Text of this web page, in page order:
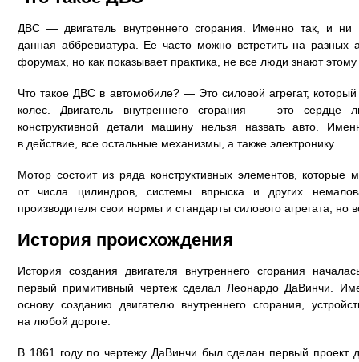
ДВС — двигатель внутреннего сгорания. Именно так, и ни
данная аббревиатура. Ее часто можно встретить на разных
форумах, но как показывает практика, не все люди знают
Что такое ДВС в автомобиле? — Это силовой агрегат,
колес. Двигатель внутреннего сгорания — это сердце
конструктивной детали машину нельзя назвать авто.
в действие, все остальные механизмы, а также электронику.
Мотор состоит из ряда конструктивных элементов, которые
от числа цилиндров, системы впрыска и других
производителя свои нормы и стандарты силового агрегата, но
История происхождения
История создания двигателя внутреннего сгорания
первый примитивный чертеж сделал Леонардо ДаВинчи.
основу созданию двигателю внутреннего сгорания,
на любой дороге.
В 1861 году по чертежу ДаВинчи был сделан первый проект